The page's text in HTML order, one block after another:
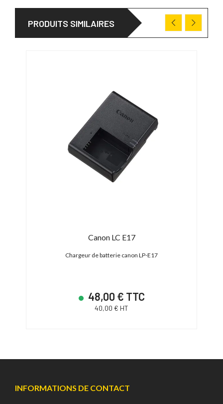
PRODUITS SIMILAIRES
Canon LC E17
Chargeur de batterie canon LP-E17
48,00 € TTC
40,00 € HT
INFORMATIONS DE CONTACT